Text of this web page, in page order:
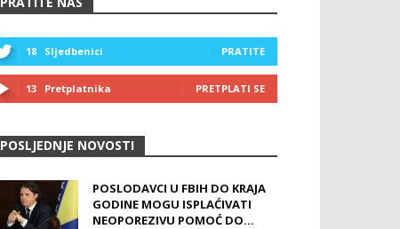
18 Sljedbenici PRATITE
13 Pretplatnika PRETPLATI SE
POSLJEDNJE NOVOSTI
POSLODAVCI U FBIH DO KRAJA
GODINE MOGU ISPLAĆIVATI
NEOPOREZIVU POMOĆ DO...